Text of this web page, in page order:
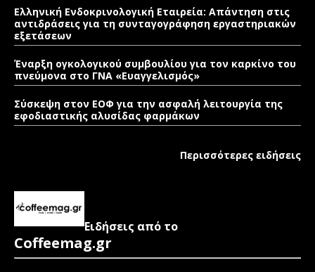
Ελληνική Ενδοκρινολογική Εταιρεία: Απάντηση στις
αντιδράσεις για τη συνταγογράφηση εργαστηριακών
εξετάσεων
Έναρξη ογκολογικού συμβουλίου για τον καρκίνο του
πνεύμονα στο ΓΝΑ «Ευαγγελισμός»
Σύσκεψη στον ΕΟΦ για την ασφαλή λειτουργία της
εφοδιαστικής αλυσίδας φαρμάκων
Περισσότερες ειδήσεις
Ειδήσεις από το
Coffeemag.gr